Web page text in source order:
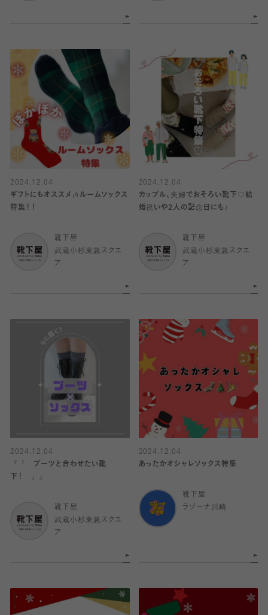
2024.12.04
ギフトにもオススメ🎶ルームソックス
特集！！
靴下屋
武蔵小杉東急スクエ
ア
2024.12.04
カップル、夫婦でおそろい靴下♡結
婚祝いや2人の記念日にも♪
靴下屋
武蔵小杉東急スクエ
ア
2024.12.04
『『 ブーツと合わせたい靴
下！ 』』
靴下屋
武蔵小杉東急スクエ
ア
2024.12.04
あったかオシャレソックス特集
靴下屋
ラゾーナ川崎